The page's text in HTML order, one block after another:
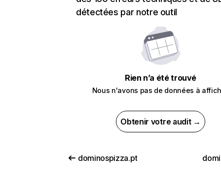
détectées par notre outil
Rien n’a été trouvé
Nous n'avons pas de données à
Obtenir votre audit →
dominospizza.pt